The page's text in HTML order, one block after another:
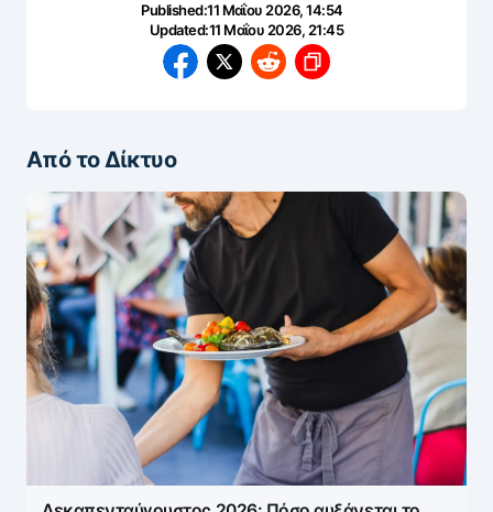
Published:11 Μαΐου 2026, 14:54
Updated:11 Μαΐου 2026, 21:45
Από το Δίκτυο